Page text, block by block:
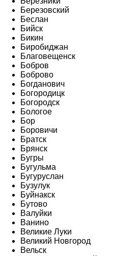
Березовский
Беслан
Бийск
Бикин
Биробиджан
Благовещенск
Бобров
Боброво
Богданович
Богородицк
Богородск
Бологое
Бор
Боровичи
Братск
Брянск
Бугры
Бугульма
Бугуруслан
Бузулук
Буйнакск
Бутово
Валуйки
Ванино
Великие Луки
Великий Новгород
Вельск